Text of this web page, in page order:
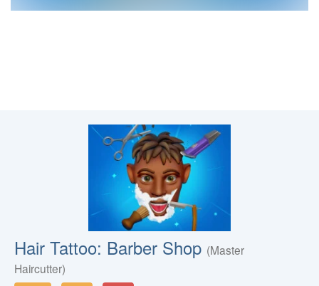
Hair Tattoo: Barber Shop (Master
Haircutter)